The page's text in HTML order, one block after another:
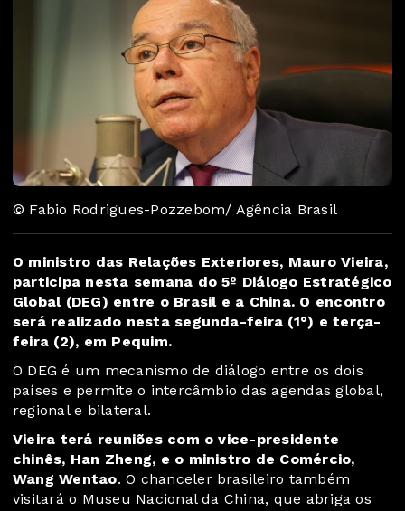
© Fabio Rodrigues-Pozzebom/ Agência Brasil
O ministro das Relações Exteriores, Mauro Vieira,
participa nesta semana do 5º Diálogo Estratégico
Global (DEG) entre o Brasil e a China. O encontro
será realizado nesta segunda-feira (1°) e terça-
feira (2), em Pequim.
O DEG é um mecanismo de diálogo entre os dois
países e permite o intercâmbio das agendas global,
regional e bilateral.
Vieira terá reuniões com o vice-presidente
chinês, Han Zheng, e o ministro de Comércio,
Wang Wentao. O chanceler brasileiro também
visitará o Museu Nacional da China, que abriga os